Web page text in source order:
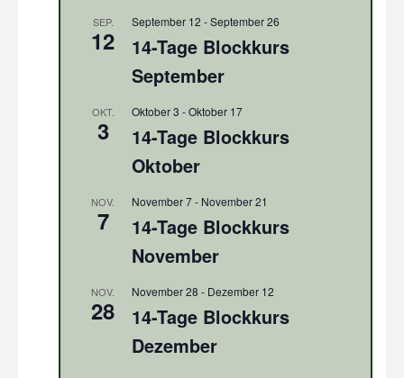
SEP.
12
September 12 -September 26
14-Tage Blockkurs
September
OKT.
3
Oktober 3 -Oktober 17
14-Tage Blockkurs
Oktober
NOV.
7
November 7- November 21
14-Tage Blockkurs
November
NOV.
28
November 28 - Dezember 12
14-Tage Blockkurs
Dezember